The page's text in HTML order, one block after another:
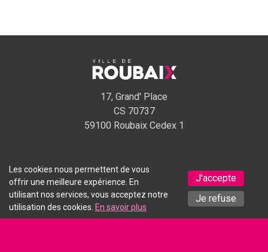
17, Grand' Place
CS 70737
59100 Roubaix Cedex 1
Appeler
l'accueil
Envoyer un
email
Signaler un
problème
Les cookies nous permettent de vous
offrir une meilleure expérience. En
utilisant nos services, vous acceptez notre
utilisation des cookies. En savoir plus
J'accepte
Je refuse